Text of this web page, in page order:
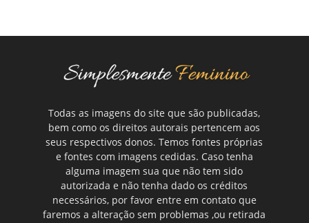
Todas as imagens do site que são publicadas,
bem como os direitos autorais pertencem aos
seus respectivos donos. Temos fontes próprias
e fontes com imagens cedidas. Caso tenha
alguma imagem sua que não tem sido
autorizada e não tenha dado os créditos
necessários, por favor entre em contato que
faremos a alteração sem problemas ,ou retirada